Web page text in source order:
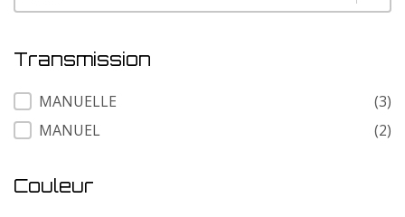
Transmission
Transmission
MANUELLE
(3)
MANUEL
(2)
Couleur